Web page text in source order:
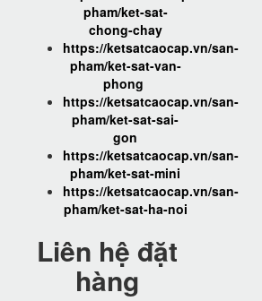
pham/ket-sat-
chong-chay
https://ketsatcaocap.vn/san-
pham/ket-sat-van-
phong
https://ketsatcaocap.vn/san-
pham/ket-sat-sai-
gon
https://ketsatcaocap.vn/san-
pham/ket-sat-mini
https://ketsatcaocap.vn/san-
pham/ket-sat-ha-noi
Liên hệ đặt
hàng